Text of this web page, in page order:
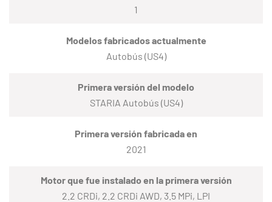
1
Modelos fabricados actualmente
Autobús (US4)
Primera versión del modelo
STARIA Autobús (US4)
Primera versión fabricada en
2021
Motor que fue instalado en la primera versión
2.2 CRDi, 2.2 CRDi AWD, 3.5 MPi, LPI